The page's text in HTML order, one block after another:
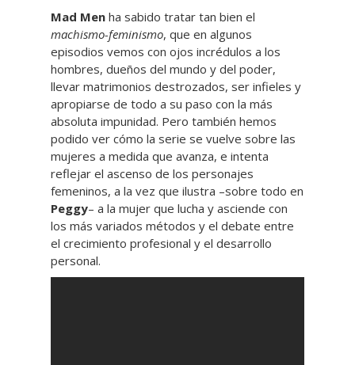
Mad Men ha sabido tratar tan bien el
machismo-feminismo, que en algunos
episodios vemos con ojos incrédulos a los
hombres, dueños del mundo y del poder,
llevar matrimonios destrozados, ser infieles y
apropiarse de todo a su paso con la más
absoluta impunidad. Pero también hemos
podido ver cómo la serie se vuelve sobre las
mujeres a medida que avanza, e intenta
reflejar el ascenso de los personajes
femeninos, a la vez que ilustra –sobre todo en
Peggy– a la mujer que lucha y asciende con
los más variados métodos y el debate entre
el crecimiento profesional y el desarrollo
personal.